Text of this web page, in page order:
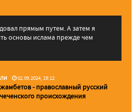
прямым путем. А затем я
основы ислама прежде чем
02.09.2024, 19:12
- православный русский
происхождения